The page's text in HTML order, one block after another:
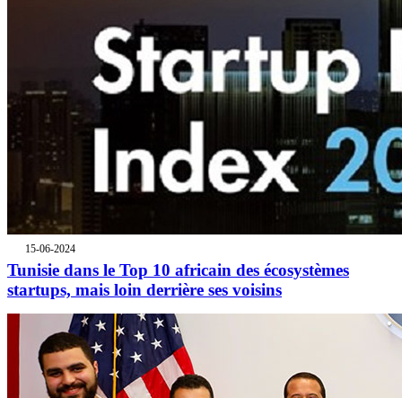
15-06-2024
Tunisie dans le Top 10 africain des écosystèmes
startups, mais loin derrière ses voisins